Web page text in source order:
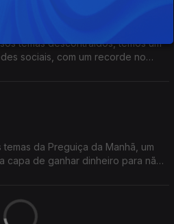
temas descontraídos, temos um
sociais, com um recorde no
da Preguiça da Manhã, um
capa de ganhar dinheiro para não